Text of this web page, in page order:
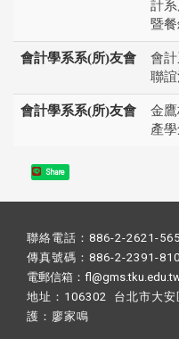
計
暨餐
會計學系系(所)友會
會
聯
會計學系系(所)友會
金
產
Share
聯絡電話：886-2-2621-
傳真號碼：886-2-2391-
電郵信箱：
地址：106302 台北市大
護： 廖家鳴​